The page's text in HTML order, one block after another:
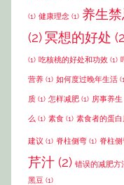
(1) 健康理念 (1) 养生禁
(2)冥想的好处
(1) 吃核桃的好处和功效 (1)
营养 (1) 如何度过晚年生活
质 (1) 怎样减肥 (1) 房事养生
么 (1) 素食 (1) 素食者的蛋白
建议 (1) 脊柱侧弯 (1) 脊柱
芹汁 (2) 错误的减肥方
黑豆 (1)